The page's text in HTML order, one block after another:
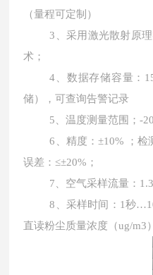
（量程可定制）
3、采用激光散射原
术；
4、数据存储容量：
储），可查询告警记录
5、温度测量范围；-
6、精度：±10% ；检
误差：≤±20%；
7、空气采样流量：
8、采样时间：1秒
直读粉尘质量浓度（ug/m3